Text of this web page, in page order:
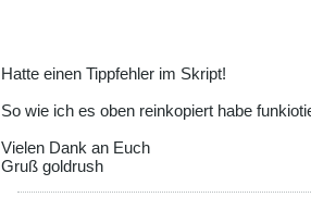
Hatte einen Tippfehler im Skript!
So wie ich es oben reinkopiert habe
Vielen Dank an Euch
Gruß goldrush